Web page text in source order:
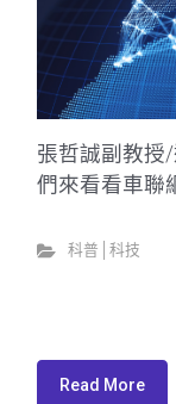
張哲誠副教授
們來看看車聯
科普│科技
Read More